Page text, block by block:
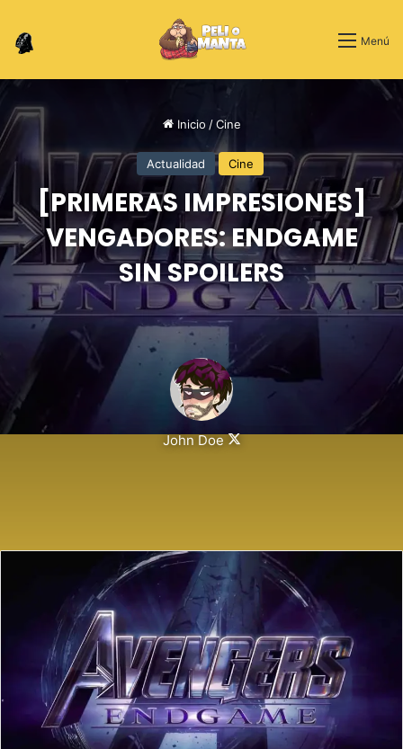
Switch skin Menú
Inicio / Cine
Actualidad Cine
[PRIMERAS IMPRESIONES]
VENGADORES: ENDGAME
SIN SPOILERS
John Doe
Follow